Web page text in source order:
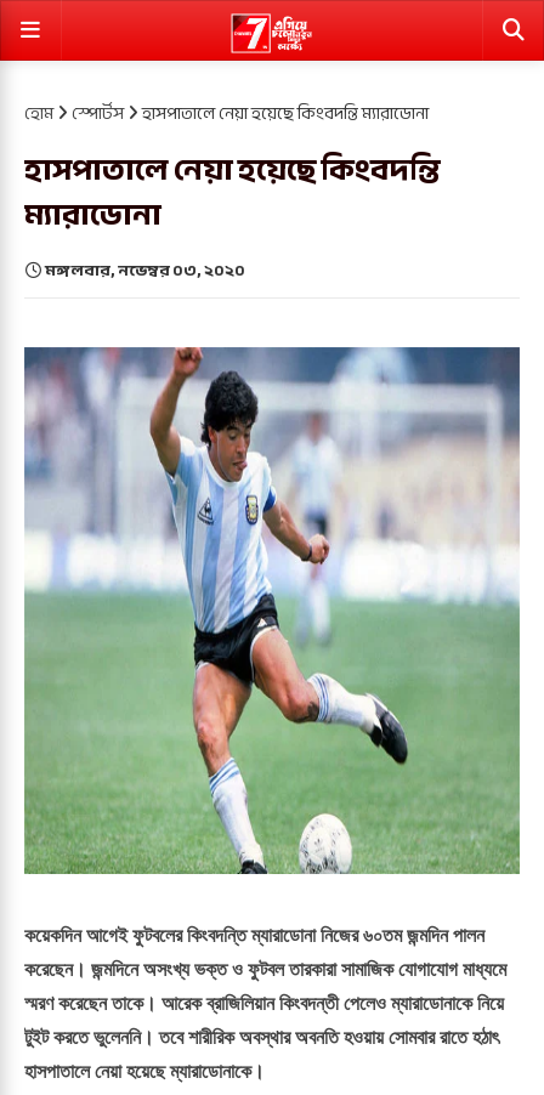
হোম স্পোর্টস হাসপাতালে নেয়া হয়েছে কিংবদন্তি ম্যারাডোনা
হাসপাতালে নেয়া হয়েছে কিংবদন্তি
ম্যারাডোনা
মঙ্গলবার, নভেম্বর ০৩, ২০২০
কয়েকদিন আগেই ফুটবলের কিংবদন্তি ম্যারাডোনা নিজের ৬০তম জন্মদিন পালন
করেছেন। জন্মদিনে অসংখ্য ভক্ত ও ফুটবল তারকারা সামাজিক যোগাযোগ মাধ্যমে
স্মরণ করেছেন তাকে। আরেক ব্রাজিলিয়ান কিংবদন্তী পেলেও ম্যারাডোনাকে নিয়ে
টুইট করতে ভুলেননি। তবে শারীরিক অবস্থার অবনতি হওয়ায় সোমবার রাতে হঠাৎ
হাসপাতালে নেয়া হয়েছে ম্যারাডোনাকে।